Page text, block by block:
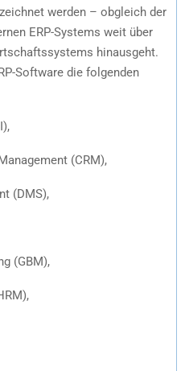
werden – obgleich der
ERP-Systems weit über
hinausgeht.
Software die folgenden
(CRM),
(DMS),
(GBM),